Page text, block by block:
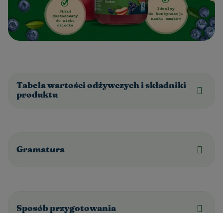
Tabela wartości odżywczych i składniki
produktu
Gramatura
Sposób przygotowania